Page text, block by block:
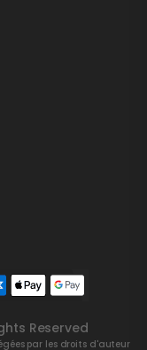
Reserved
par les droits d'auteur